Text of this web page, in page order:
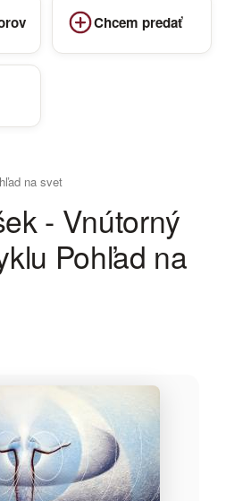
Chcem predať
na svet
- Vnútorný
Pohľad na